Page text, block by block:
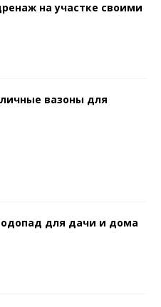
на участке своими
вазоны для
для дачи и дома